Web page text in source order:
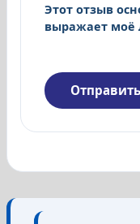
Этот отзыв
выражает моё